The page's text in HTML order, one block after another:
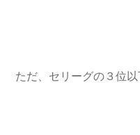
ただ、セリーグの３位